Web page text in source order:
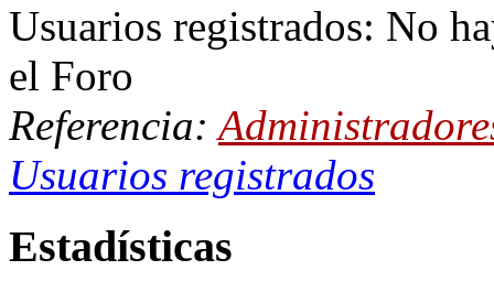
Usuarios registrados: No
el Foro
Referencia:
Usuarios registrados
Estadísticas